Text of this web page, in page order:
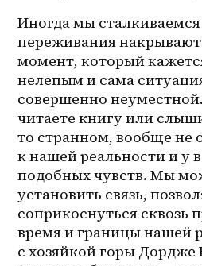
Иногда мы сталкиваемся
переживания накрывают
момент, который
нелепым и сама
совершенно
читаете книгу или
то странном, вообще не
к нашей реальности и у
подобных чувств. Мы
установить связь,
соприкоснуться сквозь
время и границы нашей
с хозяйкой горы